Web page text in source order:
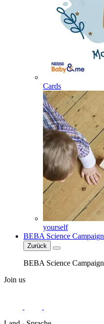
Cards
yourself
BEBA Science Campaign
Zurück
BEBA Science Campaign
Join us